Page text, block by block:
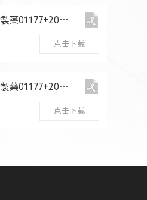
1177.HK-中國生物製藥01177+2019+環境、社會及管治報告
点击下载
1177.HK-中國生物製藥01177+2018+環境、社會及管治報告
点击下载